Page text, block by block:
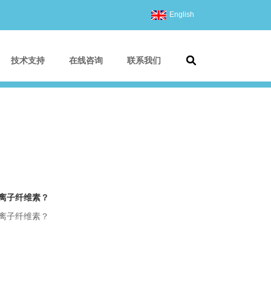
English
技术支持 在线咨询 联系我们
子纤维素？
子纤维素？